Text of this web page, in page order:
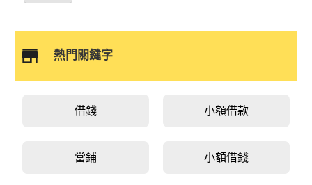
熱門關鍵字
借錢 小額借款
當鋪 小額借錢